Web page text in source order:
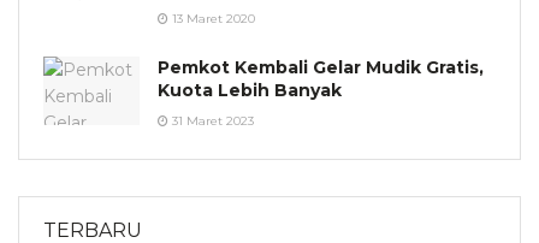
13 Maret 2020
Pemkot Kembali Gelar Mudik Gratis,
Kuota Lebih Banyak
31 Maret 2023
TERBARU